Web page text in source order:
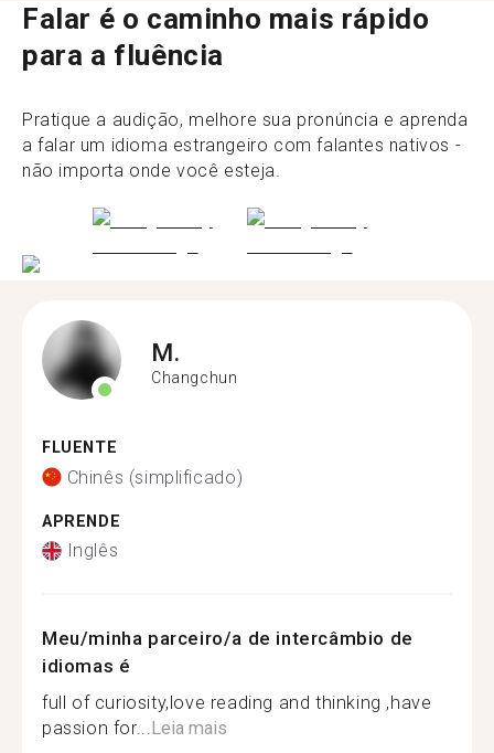
Falar é o caminho mais rápido
para a fluência
Pratique a audição, melhore sua pronúncia e aprenda
a falar um idioma estrangeiro com falantes nativos -
não importa onde você esteja.
M.
Changchun
FLUENTE
Chinês (simplificado)
APRENDE
Inglês
Meu/minha parceiro/a de intercâmbio de
idiomas é
full of curiosity,love reading and thinking ,have
passion for...Leia mais